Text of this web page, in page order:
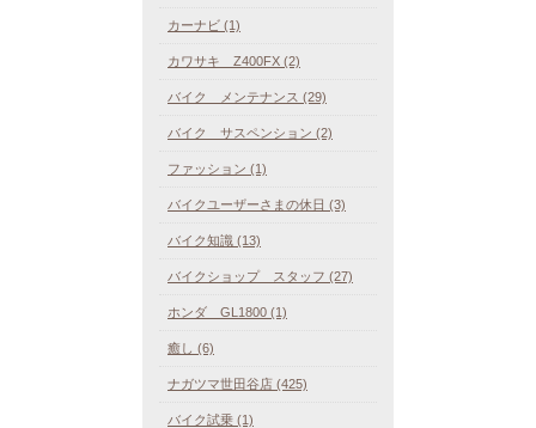
カーナビ (1)
カワサキ Z400FX (2)
バイク メンテナンス (29)
バイク サスペンション (2)
ファッション (1)
バイクユーザーさまの休日 (3)
バイク知識 (13)
バイクショップ スタッフ (27)
ホンダ GL1800 (1)
癒し (6)
ナガツマ世田谷店 (425)
バイク試乗 (1)